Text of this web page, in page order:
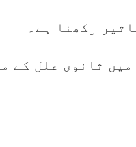
رکھنا ہے۔
ثانوی علل کے